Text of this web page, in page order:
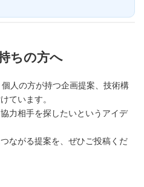
ちの方へ
人の方が持つ企画提案、技術構
ています。
力相手を探したいというアイデ
ながる提案を、ぜひご投稿くだ